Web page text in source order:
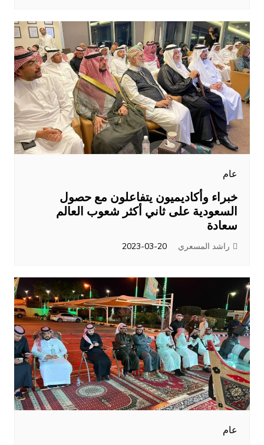
عام
خبراء وأكاديميون يتفاعلون مع حصول
السعودية على ثاني أكثر شعوب العالم
سعادة
راشد المسعري 2023-03-20
عام